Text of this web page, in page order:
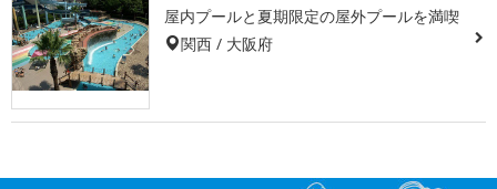
屋内プールと夏期限定の屋外プールを満喫
関西 / 大阪府